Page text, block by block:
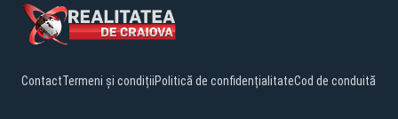
ContactTermeni și condițiiPolitică de confidențialitateCod de conduită